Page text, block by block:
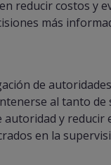
reducir costos y
más
de
al tanto de
autoridad y reducir
en la